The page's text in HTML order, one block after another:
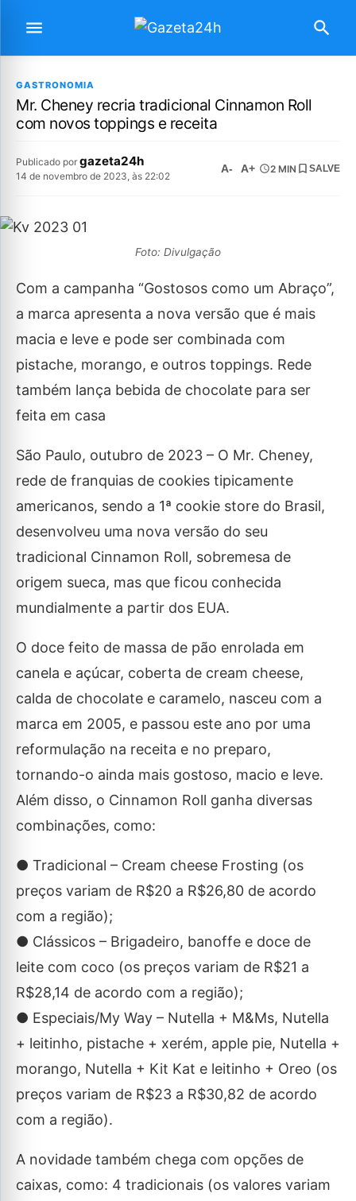
GASTRONOMIA
Mr. Cheney recria tradicional Cinnamon Roll
com novos toppings e receita
Publicado por gazeta24h
14 de novembro de 2023, às 22:02
A- A+ 2 MIN SALVE
Foto: Divulgação
Com a campanha “Gostosos como um Abraço”,
a marca apresenta a nova versão que é mais
macia e leve e pode ser combinada com
pistache, morango, e outros toppings. Rede
também lança bebida de chocolate para ser
feita em casa
São Paulo, outubro de 2023 – O Mr. Cheney,
rede de franquias de cookies tipicamente
americanos, sendo a 1ª cookie store do Brasil,
desenvolveu uma nova versão do seu
tradicional Cinnamon Roll, sobremesa de
origem sueca, mas que ficou conhecida
mundialmente a partir dos EUA.
O doce feito de massa de pão enrolada em
canela e açúcar, coberta de cream cheese,
calda de chocolate e caramelo, nasceu com a
marca em 2005, e passou este ano por uma
reformulação na receita e no preparo,
tornando-o ainda mais gostoso, macio e leve.
Além disso, o Cinnamon Roll ganha diversas
combinações, como:
● Tradicional – Cream cheese Frosting (os
preços variam de R$20 a R$26,80 de acordo
com a região);
● Clássicos – Brigadeiro, banoffe e doce de
leite com coco (os preços variam de R$21 a
R$28,14 de acordo com a região);
● Especiais/My Way – Nutella + M&Ms, Nutella
+ leitinho, pistache + xerém, apple pie, Nutella +
morango, Nutella + Kit Kat e leitinho + Oreo (os
preços variam de R$23 a R$30,82 de acordo
com a região).
A novidade também chega com opções de
caixas, como: 4 tradicionais (os valores variam